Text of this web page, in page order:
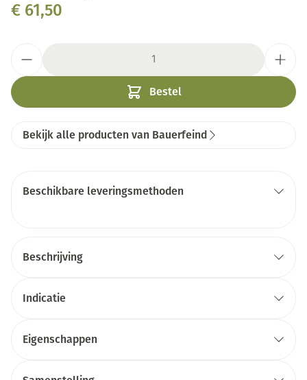
€ 61,50
Bestel
Bekijk alle producten van Bauerfeind
Beschikbare leveringsmethoden
Beschrijving
Indicatie
Eigenschappen